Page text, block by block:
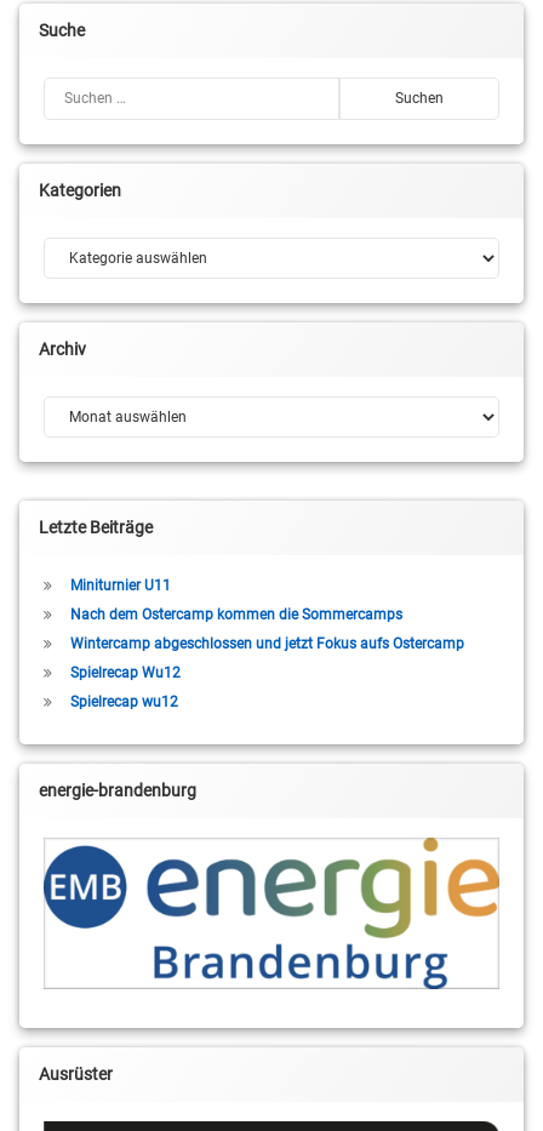
Suche
Kategorien
Archiv
Letzte Beiträge
Miniturnier U11
Nach dem Ostercamp kommen die Sommercamps
Wintercamp abgeschlossen und jetzt Fokus aufs Ostercamp
Spielrecap Wu12
Spielrecap wu12
energie-brandenburg
Ausrüster